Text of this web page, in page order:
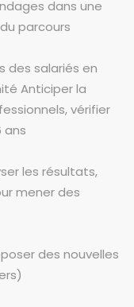
dans une
parcours
des salariés en
Anticiper la
vérifier
ans
les résultats,
mener des
des nouvelles